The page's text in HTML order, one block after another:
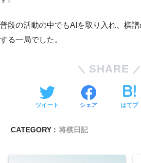
普段の活動の中でもAIを取り入れ、棋
する一局でした。
SHARE
ツイート シェア はてブ
CATEGORY : 将棋日記